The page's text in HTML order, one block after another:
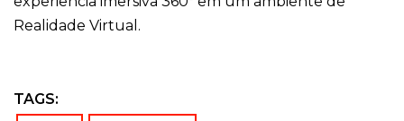
Realidade Virtual.
TAGS: